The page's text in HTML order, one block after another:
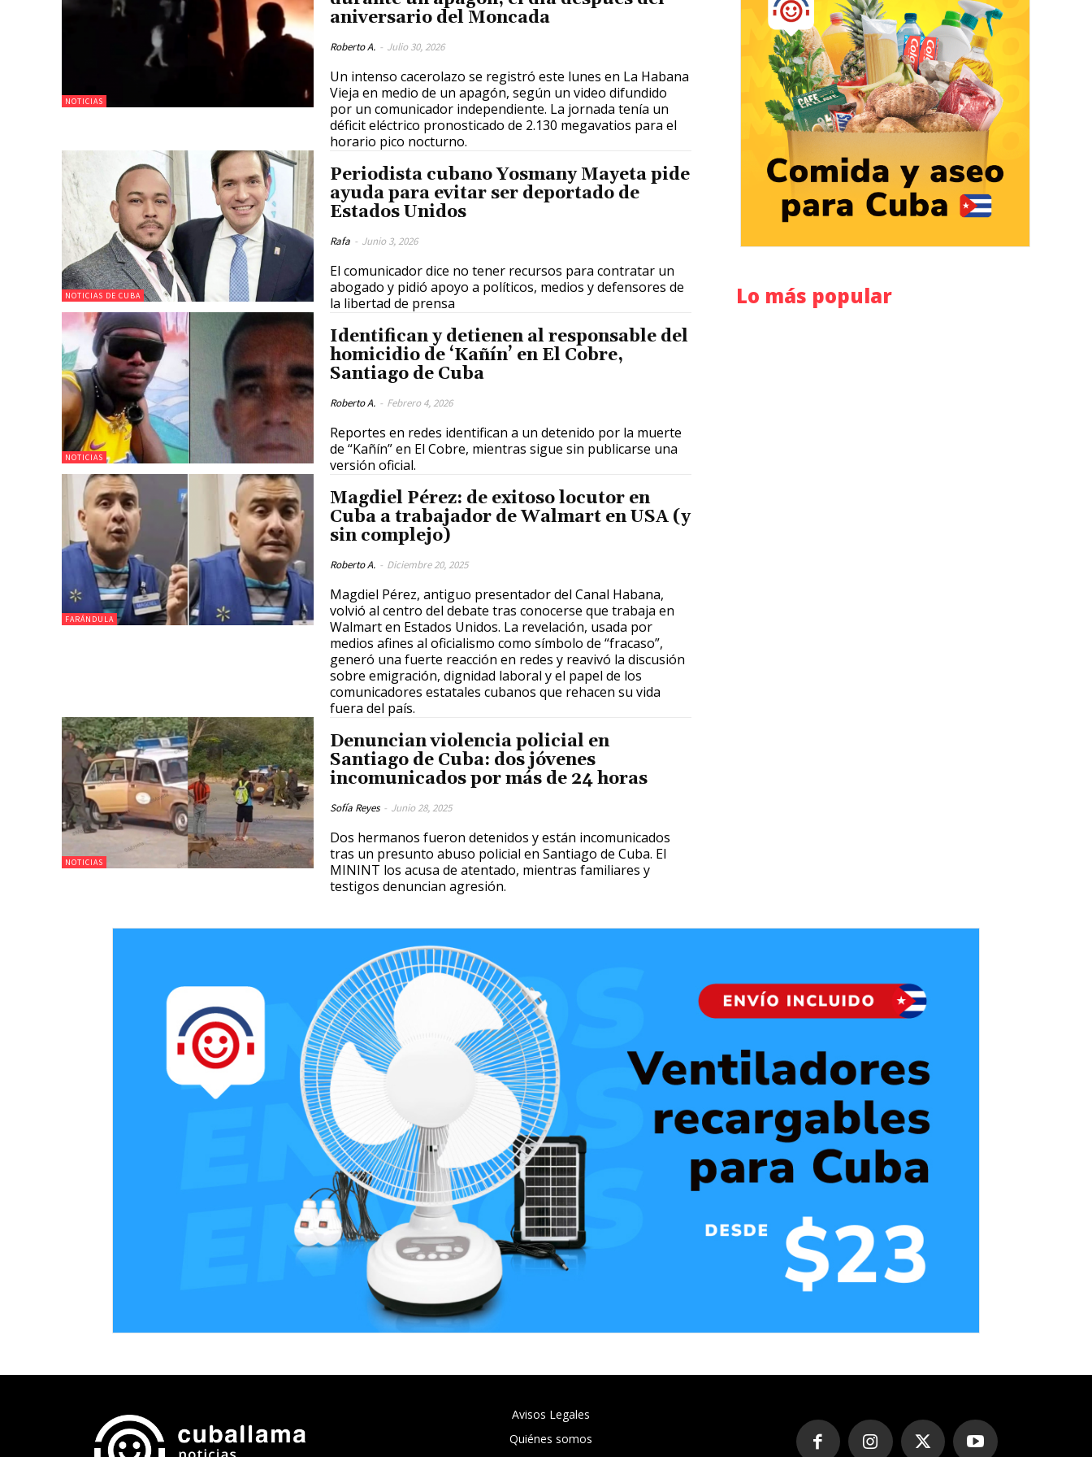
NOTICIAS
aniversario del Moncada
Roberto A. - Julio 30, 2026
Un intenso cacerolazo se registró este lunes en La Habana
Vieja en medio de un apagón, según un video difundido
por un comunicador independiente. La jornada tenía un
déficit eléctrico pronosticado de 2.130 megavatios para el
horario pico nocturno.
NOTICIAS DE CUBA
Periodista cubano Yosmany Mayeta pide
ayuda para evitar ser deportado de
Estados Unidos
Rafa - Junio 3, 2026
El comunicador dice no tener recursos para contratar un
abogado y pidió apoyo a políticos, medios y defensores de
la libertad de prensa
NOTICIAS
Identifican y detienen al responsable del
homicidio de ‘Kañín’ en El Cobre,
Santiago de Cuba
Roberto A. - Febrero 4, 2026
Reportes en redes identifican a un detenido por la muerte
de “Kañín” en El Cobre, mientras sigue sin publicarse una
versión oficial.
FARÁNDULA
Magdiel Pérez: de exitoso locutor en
Cuba a trabajador de Walmart en USA (y
sin complejo)
Roberto A. - Diciembre 20, 2025
Magdiel Pérez, antiguo presentador del Canal Habana,
volvió al centro del debate tras conocerse que trabaja en
Walmart en Estados Unidos. La revelación, usada por
medios afines al oficialismo como símbolo de “fracaso”,
generó una fuerte reacción en redes y reavivó la discusión
sobre emigración, dignidad laboral y el papel de los
comunicadores estatales cubanos que rehacen su vida
fuera del país.
NOTICIAS
Denuncian violencia policial en
Santiago de Cuba: dos jóvenes
incomunicados por más de 24 horas
Sofía Reyes - Junio 28, 2025
Dos hermanos fueron detenidos y están incomunicados
tras un presunto abuso policial en Santiago de Cuba. El
MININT los acusa de atentado, mientras familiares y
testigos denuncian agresión.
Lo más popular
Avisos Legales
Quiénes somos